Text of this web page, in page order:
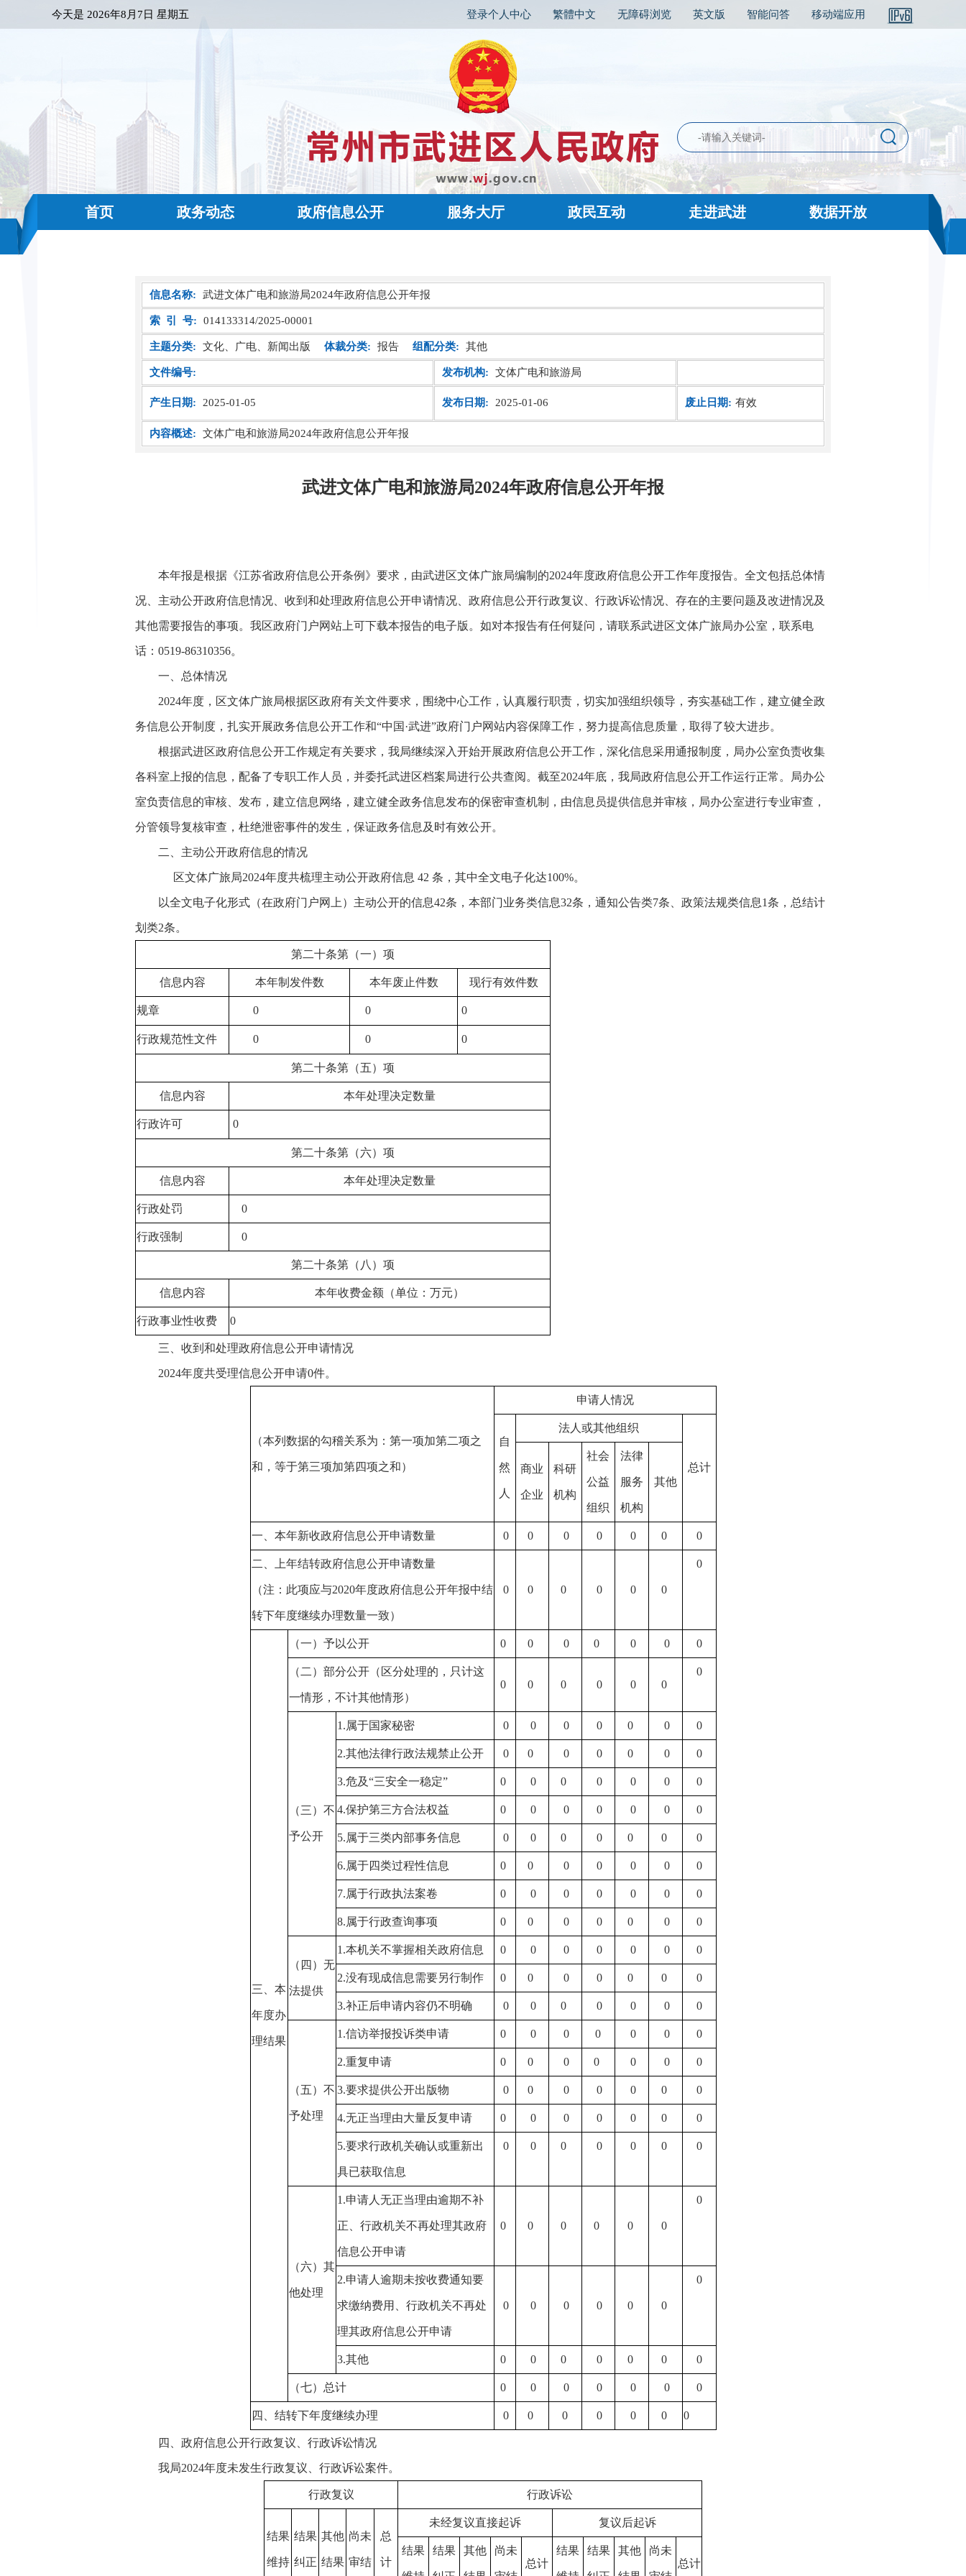
今天是 2026年8月7日 星期五 登录个人中心 繁體中文 无障碍浏览 英文版 智能问答 移动端应用
首页 政务动态 政府信息公开 服务大厅 政民互动 走进武进 数据开放
信息名称: 武进文体广电和旅游局2024年政府信息公开年报
索 引 号: 014133314/2025-00001
主题分类: 文化、广电、新闻出版 体裁分类: 报告 组配分类: 其他
文件编号: 发布机构: 文体广电和旅游局
产生日期: 2025-01-05 发布日期: 2025-01-06 废止日期: 有效
内容概述: 文体广电和旅游局2024年政府信息公开年报
武进文体广电和旅游局2024年政府信息公开年报
本年报是根据《江苏省政府信息公开条例》要求，由武进区文体广旅局编制的2024年度政府信息公开工作年度报告。全文包括总体情
况、主动公开政府信息情况、收到和处理政府信息公开申请情况、政府信息公开行政复议、行政诉讼情况、存在的主要问题及改进情况及
其他需要报告的事项。我区政府门户网站上可下载本报告的电子版。如对本报告有任何疑问，请联系武进区文体广旅局办公室，联系电
话： 0519-86310356。
一、总体情况
2024年度，区文体广旅局根据区政府有关文件要求，围绕中心工作，认真履行职责，切实加强组织领导，夯实基础工作，建立健全政
务信息公开制度，扎实开展政务信息公开工作和“中国·武进”政府门户网站内容保障工作，努力提高信息质量，取得了较大进步。
根据武进区政府信息公开工作规定有关要求，我局继续深入开始开展政府信息公开工作，深化信息采用通报制度，局办公室负责收集
各科室上报的信息，配备了专职工作人员，并委托武进区档案局进行公共查阅。截至2024年底，我局政府信息公开工作运行正常。局办公
室负责信息的审核、发布，建立信息网络，建立健全政务信息发布的保密审查机制，由信息员提供信息并审核，局办公室进行专业审查，
分管领导复核审查，杜绝泄密事件的发生，保证政务信息及时有效公开。
二、主动公开政府信息的情况
区文体广旅局2024年度共梳理主动公开政府信息42 条，其中全文电子化达100%。
以全文电子化形式（在政府门户网上）主动公开的信息42条，本部门业务类信息32条，通知公告类7条、政策法规类信息1条，总结计
划类2条。
第二十条第（一）项
信息内容 本年制发件数 本年废止件数 现行有效件数
规章 0 0 0
行政规范性文件 0 0 0
第二十条第（五）项
信息内容 本年处理决定数量
行政许可 0
第二十条第（六）项
信息内容 本年处理决定数量
行政处罚 0
行政强制 0
第二十条第（八）项
信息内容 本年收费金额（单位：万元）
行政事业性收费 0
三、收到和处理政府信息公开申请情况
2024年度共受理信息公开申请0件。
（本列数据的勾稽关系为：第一项加第二项之
和，等于第三项加第四项之和）
申请人情况
自
然
人
法人或其他组织
总计
商业
企业
科研
机构
社会
公益
组织
法律
服务
机构
其他
一、本年新收政府信息公开申请数量 0 0 0 0 0 0 0
二、上年结转政府信息公开申请数量
（注：此项应与2020年度政府信息公开年报中结
转下年度继续办理数量一致）
0 0 0 0 0 0
0
三、本
年度办
理结果
（一）予以公开 0 0 0 0 0 0 0
（二）部分公开（区分处理的，只计这
一情形，不计其他情形）
0 0 0 0 0 0
0
（三）不
予公开
1.属于国家秘密 0 0 0 0 0 0 0
2.其他法律行政法规禁止公开 0 0 0 0 0 0 0
3.危及“三安全一稳定” 0 0 0 0 0 0 0
4.保护第三方合法权益 0 0 0 0 0 0 0
5.属于三类内部事务信息 0 0 0 0 0 0 0
6.属于四类过程性信息 0 0 0 0 0 0 0
7.属于行政执法案卷 0 0 0 0 0 0 0
8.属于行政查询事项 0 0 0 0 0 0 0
（四）无
法提供
1.本机关不掌握相关政府信息 0 0 0 0 0 0 0
2.没有现成信息需要另行制作 0 0 0 0 0 0 0
3.补正后申请内容仍不明确 0 0 0 0 0 0 0
（五）不
予处理
1.信访举报投诉类申请 0 0 0 0 0 0 0
2.重复申请 0 0 0 0 0 0 0
3.要求提供公开出版物 0 0 0 0 0 0 0
4.无正当理由大量反复申请 0 0 0 0 0 0 0
5.要求行政机关确认或重新出
具已获取信息
0 0 0 0 0 0 0
（六）其
他处理
1.申请人无正当理由逾期不补
正、行政机关不再处理其政府
信息公开申请
0 0 0 0 0 0
0
2.申请人逾期未按收费通知要
求缴纳费用、行政机关不再处
理其政府信息公开申请
0 0 0 0 0 0
0
3.其他 0 0 0 0 0 0 0
（七）总计 0 0 0 0 0 0 0
四、结转下年度继续办理 0 0 0 0 0 0 0
四、政府信息公开行政复议、行政诉讼情况
我局2024年度未发生行政复议、行政诉讼案件。
行政复议 行政诉讼
结果
维持
结果
纠正
其他
结果
尚未
审结
总
计
未经复议直接起诉 复议后起诉
结果 结果 其他 尚未
总计
结果 结果 其他 尚未
总计